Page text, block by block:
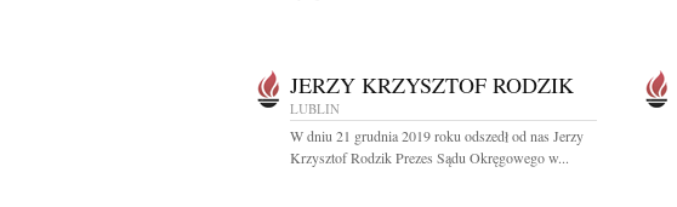
JERZY KRZYSZTOF RODZIK
LUBLIN
W dniu 21 grudnia 2019 roku odszedł od nas Jerzy
Krzysztof Rodzik Prezes Sądu Okręgowego w...